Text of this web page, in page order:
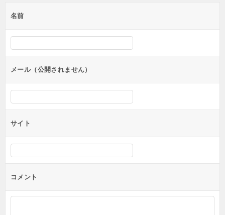
ー
シ
ョ
ン
名前
メール（公開されません）
サイト
コメント